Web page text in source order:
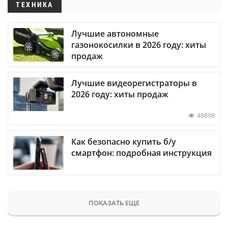
ТЕХНИКА
Лучшие автономные
газонокосилки в 2026 году: хиты
продаж
Лучшие видеорегистраторы в
2026 году: хиты продаж
48898
Как безопасно купить б/у
смартфон: подробная инструкция
ПОКАЗАТЬ ЕЩЕ